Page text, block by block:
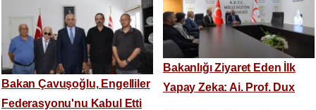
Bakan Çavuşoğlu, Engelliler
Federasyonu'nu Kabul Etti
Bakanlığı Ziyaret Eden İlk
Yapay Zeka: Ai. Prof. Dux